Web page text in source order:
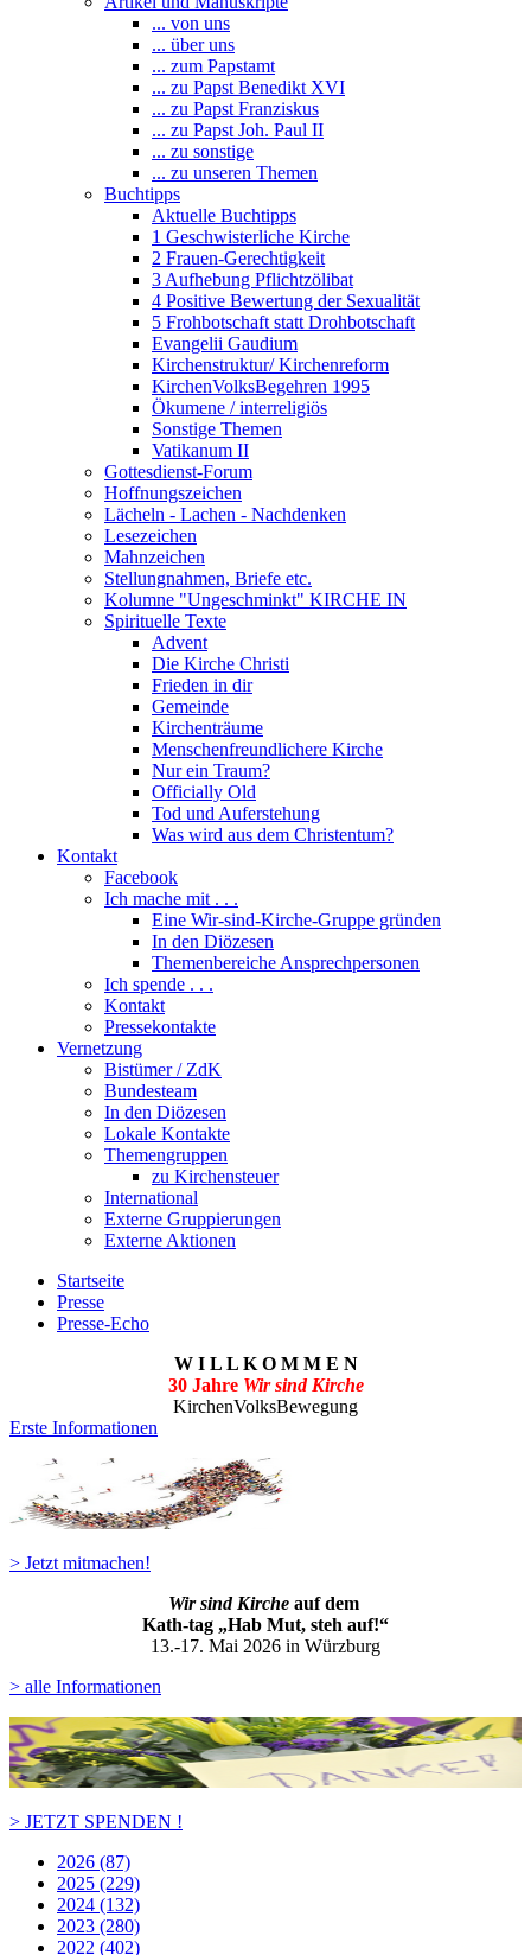
... von uns
... über uns
... zum Papstamt
... zu Papst Benedikt XVI
... zu Papst Franziskus
... zu Papst Joh. Paul II
... zu sonstige
... zu unseren Themen
Buchtipps
Aktuelle Buchtipps
1 Geschwisterliche Kirche
2 Frauen-Gerechtigkeit
3 Aufhebung Pflichtzölibat
4 Positive Bewertung der Sexualität
5 Frohbotschaft statt Drohbotschaft
Evangelii Gaudium
Kirchenstruktur/ Kirchenreform
KirchenVolksBegehren 1995
Ökumene / interreligiös
Sonstige Themen
Vatikanum II
Gottesdienst-Forum
Hoffnungszeichen
Lächeln - Lachen - Nachdenken
Lesezeichen
Mahnzeichen
Stellungnahmen, Briefe etc.
Kolumne "Ungeschminkt" KIRCHE IN
Spirituelle Texte
Advent
Die Kirche Christi
Frieden in dir
Gemeinde
Kirchenträume
Menschenfreundlichere Kirche
Nur ein Traum?
Officially Old
Tod und Auferstehung
Was wird aus dem Christentum?
Kontakt
Facebook
Ich mache mit . . .
Eine Wir-sind-Kirche-Gruppe gründen
In den Diözesen
Themenbereiche Ansprechpersonen
Ich spende . . .
Kontakt
Pressekontakte
Vernetzung
Bistümer / ZdK
Bundesteam
In den Diözesen
Lokale Kontakte
Themengruppen
zu Kirchensteuer
International
Externe Gruppierungen
Externe Aktionen
Startseite
Presse
Presse-Echo
W I L L K O M M E N
30 Jahre Wir sind Kirche
KirchenVolksBewegung
Erste Informationen
> Jetzt mitmachen!
Wir sind Kirche auf dem
Kath-tag „Hab Mut, steh auf!“
13.-17. Mai 2026 in Würzburg
> alle Informationen
> JETZT SPENDEN !
2026 (87)
2025 (229)
2024 (132)
2023 (280)
2022 (402)